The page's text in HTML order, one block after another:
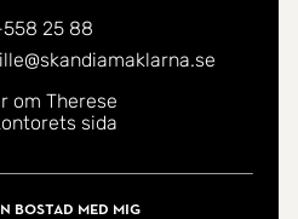
25 88
om Therese
sida
bostad med mig